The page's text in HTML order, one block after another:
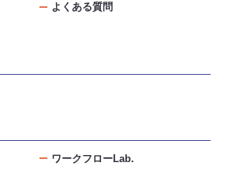
よくある質問
ワークフローLab.